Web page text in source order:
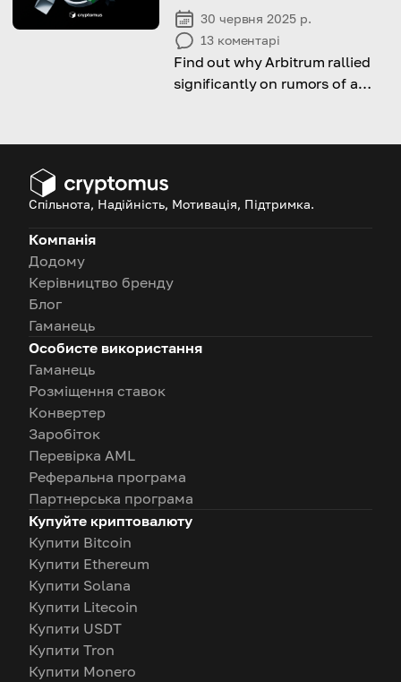
30 червня 2025 р.
13 коментарі
Find out why Arbitrum rallied
significantly on rumors of a
Спільнота, Надійність, Мотивація, Підтримка.
Компанія
Додому
Керівництво бренду
Блог
Гаманець
Особисте використання
Гаманець
Розміщення ставок
Конвертер
Заробіток
Перевірка AML
Реферальна програма
Партнерська програма
Купуйте криптовалюту
Купити Bitcoin
Купити Ethereum
Купити Solana
Купити Litecoin
Купити USDT
Купити Tron
Купити Monero